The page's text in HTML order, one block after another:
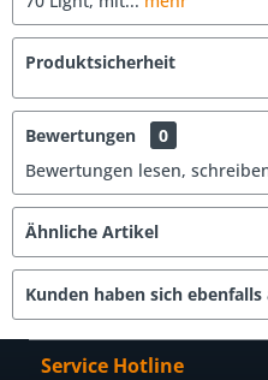
Produktsicherheit
Bewertungen
0
Bewertungen lesen,
Ähnliche Artikel
Kunden haben sich ebenfalls
Service Hotline